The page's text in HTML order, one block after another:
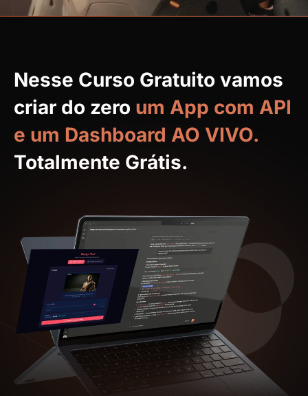
Nesse Curso Gratuito vamos
criar do zero um App com API
e um Dashboard AO VIVO.
Totalmente Grátis.